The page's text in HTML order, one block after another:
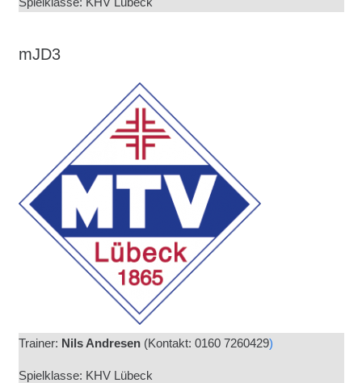
mJD3
Trainer: Nils Andresen (Kontakt: 0160 7260429)
Spielklasse: KHV Lübeck